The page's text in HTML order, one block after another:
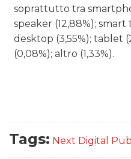
soprattutto tra
speaker (12,88%);
desktop (3,55%); tablet
(0,08%); altro (1,33%).
Tags: Next Digital